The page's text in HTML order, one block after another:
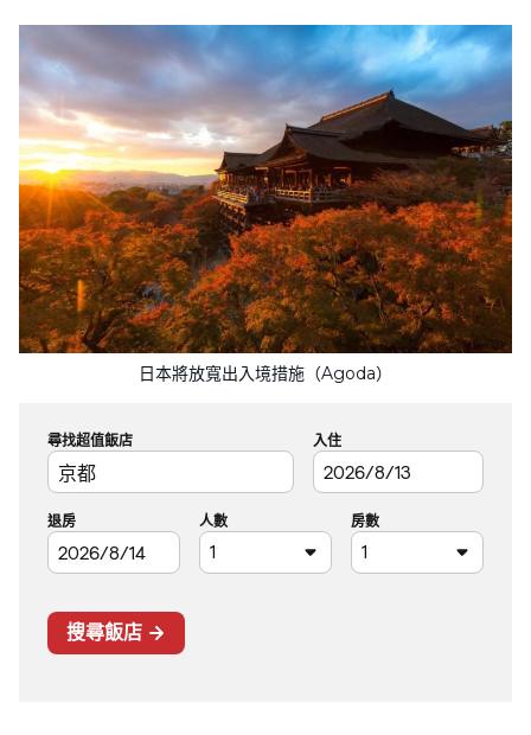
日本將放寬出入境措施（Agoda）